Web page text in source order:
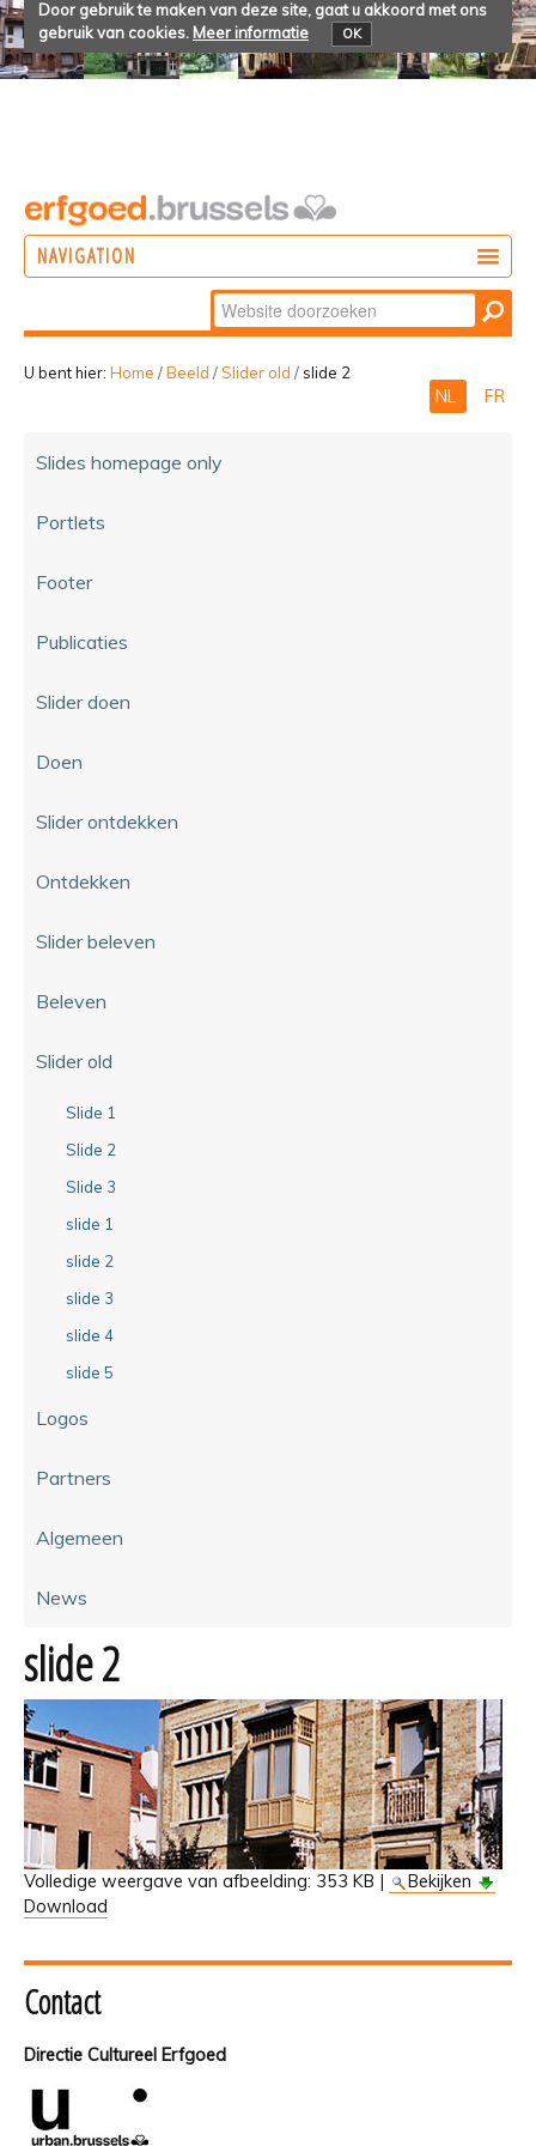
Door gebruik te maken van deze site, gaat u akkoord met ons
gebruik van cookies. Meer informatie OK
NAVIGATION
Zoek
Geavanceerd
zoeken...
U bent hier: Home /Beeld /Slider old / slide 2
NL FR
Slides homepage only
Portlets
Footer
Publicaties
Slider doen
Doen
Slider ontdekken
Ontdekken
Slider beleven
Beleven
Slider old
Slide 1
Slide 2
Slide 3
slide 1
slide 2
slide 3
slide 4
slide 5
Logos
Partners
Algemeen
News
slide 2
Volledige weergave van afbeelding: 353 KB |
Bekijken
Download
Contact
Directie Cultureel Erfgoed